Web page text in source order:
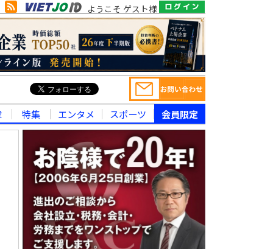
ようこそ ゲスト様
特集 エンタメ スポーツ 会員限定